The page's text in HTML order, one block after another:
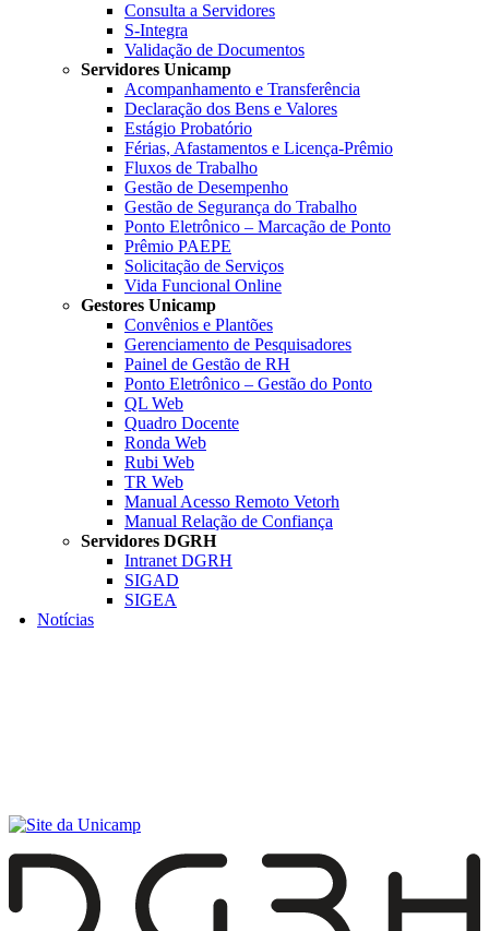
Consulta a Servidores
S-Integra
Validação de Documentos
Servidores Unicamp
Acompanhamento e Transferência
Declaração dos Bens e Valores
Estágio Probatório
Férias, Afastamentos e Licença-Prêmio
Fluxos de Trabalho
Gestão de Desempenho
Gestão de Segurança do Trabalho
Ponto Eletrônico – Marcação de Ponto
Prêmio PAEPE
Solicitação de Serviços
Vida Funcional Online
Gestores Unicamp
Convênios e Plantões
Gerenciamento de Pesquisadores
Painel de Gestão de RH
Ponto Eletrônico – Gestão do Ponto
QL Web
Quadro Docente
Ronda Web
Rubi Web
TR Web
Manual Acesso Remoto Vetorh
Manual Relação de Confiança
Servidores DGRH
Intranet DGRH
SIGAD
SIGEA
Notícias